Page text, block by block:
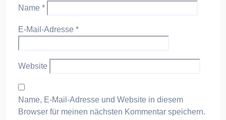
Name *
E-Mail-Adresse *
Website
Name, E-Mail-Adresse und Website in diesem
Browser für meinen nächsten Kommentar speichern.